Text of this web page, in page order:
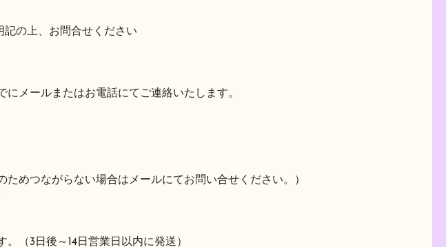
の上、お問合せください
メールまたはお電話にてご連絡いたします。
つながらない場合はメールにてお問い合せください。）
（3日後～14日営業日以内に発送）